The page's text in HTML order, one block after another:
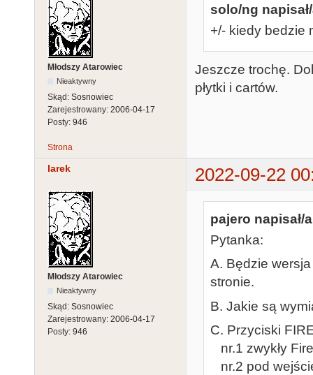
Młodszy Atarowiec
Nieaktywny
Skąd: Sosnowiec
Zarejestrowany: 2006-04-17
Posty: 946
solo/ng
+/- kiedy bedzie
Jeszcze trochę.
płytki i cartów.
Strona
larek 2022-09-22
Młodszy Atarowiec
Nieaktywny
Skąd: Sosnowiec
Zarejestrowany: 2006-04-17
Posty: 946
pajero napisał/
Pytanka:
A. Będzie
stronie.
B. Jakie są
C. Przyciski
nr.1 zwykły Fire
nr.2 pod